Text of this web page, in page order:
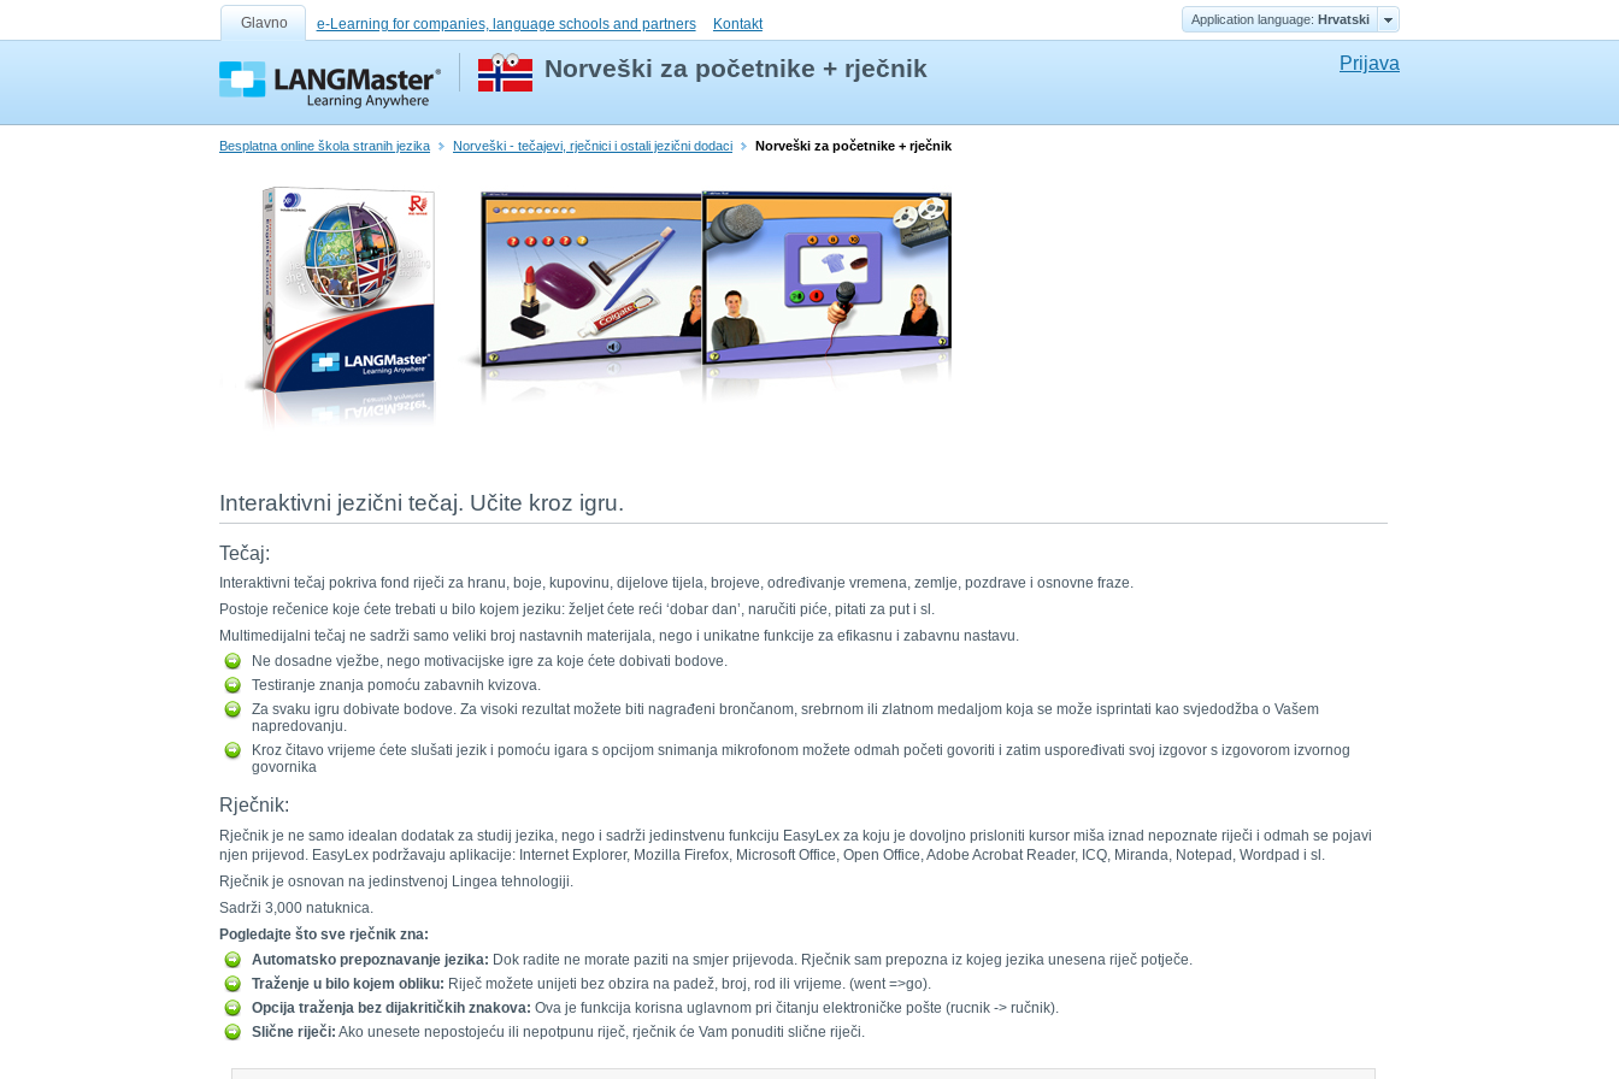
Glavno e-Learning for companies, language schools and partners Kontakt Application language: Hrvatski
Norveški za početnike + rječnik Prijava
Besplatna online škola stranih jezika Norveški - tečajevi, rječnici i ostali jezični dodaci Norveški za početnike + rječnik
Interaktivni jezični tečaj. Učite kroz igru.
Tečaj:
Interaktivni tečaj pokriva fond riječi za hranu, boje, kupovinu, dijelove tijela, brojeve, određivanje vremena, zemlje, pozdrave i osnovne fraze.
Postoje rečenice koje ćete trebati u bilo kojem jeziku: željet ćete reći ‘dobar dan’, naručiti piće, pitati za put i sl.
Multimedijalni tečaj ne sadrži samo veliki broj nastavnih materijala, nego i unikatne funkcije za efikasnu i zabavnu nastavu.
Ne dosadne vježbe, nego motivacijske igre za koje ćete dobivati bodove.
Testiranje znanja pomoću zabavnih kvizova.
Za svaku igru dobivate bodove. Za visoki rezultat možete biti nagrađeni brončanom, srebrnom ili zlatnom medaljom koja se može isprintati kao svjedodžba o Vašem
napredovanju.
Kroz čitavo vrijeme ćete slušati jezik i pomoću igara s opcijom snimanja mikrofonom možete odmah početi govoriti i zatim uspoređivati svoj izgovor s izgovorom izvornog
govornika
Rječnik:
Rječnik je ne samo idealan dodatak za studij jezika, nego i sadrži jedinstvenu funkciju EasyLex za koju je dovoljno prisloniti kursor miša iznad nepoznate riječi i odmah se pojavi
njen prijevod. EasyLex podržavaju aplikacije: Internet Explorer, Mozilla Firefox, Microsoft Office, Open Office, Adobe Acrobat Reader, ICQ, Miranda, Notepad, Wordpad i sl.
Rječnik je osnovan na jedinstvenoj Lingea tehnologiji.
Sadrži 3,000 natuknica.
Pogledajte što sve rječnik zna:
Automatsko prepoznavanje jezika: Dok radite ne morate paziti na smjer prijevoda. Rječnik sam prepozna iz kojeg jezika unesena riječ potječe.
Traženje u bilo kojem obliku: Riječ možete unijeti bez obzira na padež, broj, rod ili vrijeme. (went =>go).
Opcija traženja bez dijakritičkih znakova: Ova je funkcija korisna uglavnom pri čitanju elektroničke pošte (rucnik -> ručnik).
Slične riječi: Ako unesete nepostojeću ili nepotpunu riječ, rječnik će Vam ponuditi slične riječi.